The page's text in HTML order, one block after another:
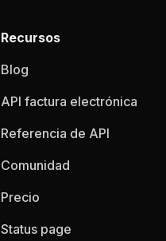
Recursos
Blog
API factura electrónica
Referencia de API
Comunidad
Precio
Status page